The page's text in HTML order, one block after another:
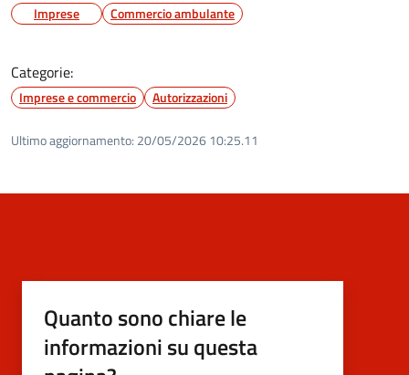
Imprese Commercio ambulante
Categorie:
Imprese e commercio Autorizzazioni
Ultimo aggiornamento: 20/05/2026 10:25.11
Quanto sono chiare le
informazioni su questa